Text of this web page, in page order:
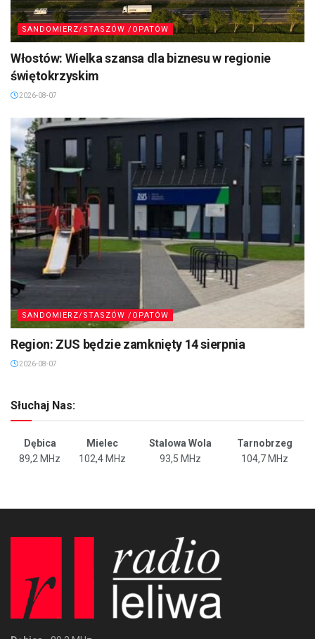
SANDOMIERZ/STASZÓW /OPATÓW
Włostów: Wielka szansa dla biznesu w regionie
świętokrzyskim
2026-08-07
SANDOMIERZ/STASZÓW /OPATÓW
Region: ZUS będzie zamknięty 14 sierpnia
2026-08-07
Słuchaj Nas:
Dębica Mielec Stalowa Wola
Tarnobrzeg
89,2 MHz
102,4 MHz 93,5 MHz 104,7 MHz